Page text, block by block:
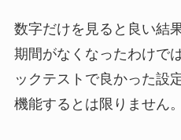
数字だけを見ると良い結
期間がなくなったわけで
ックテストで良かった設
機能するとは限りません。